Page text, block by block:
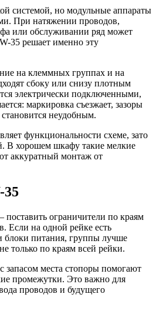
системой, но модульные аппараты
При натяжении проводов,
или обслуживании ряд может
35 решает именно эту
на клеммных группах и на
сбоку или снизу плотным
электрически подключенными,
маркировка съезжает, зазоры
неудобным.
функциональности схеме, зато
В хорошем шкафу такие мелкие
аккуратный монтаж от
35
ограничители по краям
Если на одной рейке есть
блоки питания, группы лучше
только по краям всей рейки.
места стопоры помогают
промежутки. Это важно для
проводов и будущего